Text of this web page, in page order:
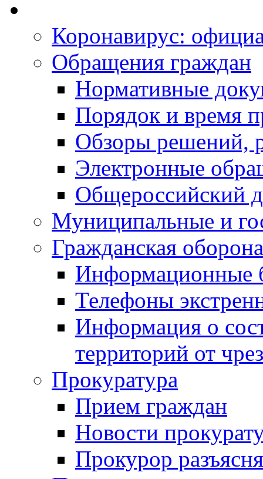
Коронавирус:
Обращения граждан
Нормативные
Порядок и время
Обзоры решений,
Электронные
Общероссийский
Муниципальные и
Гражданская
Информационные
Телефоны
Информация о
территорий от
Прокуратура
Прием граждан
Новости
Прокурор